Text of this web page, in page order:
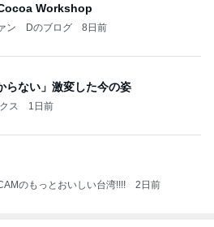
Workshop
ン Dのブログ 8日前
らない」激変した今の姿
ス 1日前
のもっとおいしい台湾!!!! 2日前